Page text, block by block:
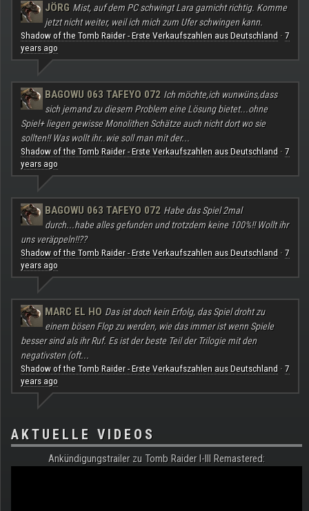
JÖRG Mist, auf dem PC schwingt Lara garnicht richtig. Komme
jetzt nicht weiter, weil ich mich zum Ufer schwingen kann.
Shadow of the Tomb Raider - Erste Verkaufszahlen aus Deutschland · 7
years ago
BAGOWU 063 TAFEYO 072 Ich möchte,ich wunwüns,dass
sich jemand zu diesem Problem eine Lösung bietet...ohne
Spiel+ liegen gewisse Monolithen Schätze auch nicht dort wo sie
sollten!! Was wollt ihr..wie soll man mit der...
Shadow of the Tomb Raider - Erste Verkaufszahlen aus Deutschland · 7
years ago
BAGOWU 063 TAFEYO 072 Habe das Spiel 2mal
durch...habe alles gefunden und trotzdem keine 100%!! Wollt ihr
uns veräppeln!!??
Shadow of the Tomb Raider - Erste Verkaufszahlen aus Deutschland · 7
years ago
MARC EL HO Das ist doch kein Erfolg, das Spiel droht zu
einem bösen Flop zu werden, wie das immer ist wenn Spiele
besser sind als ihr Ruf. Es ist der beste Teil der Trilogie mit den
negativsten (oft...
Shadow of the Tomb Raider - Erste Verkaufszahlen aus Deutschland · 7
years ago
AKTUELLE VIDEOS
Ankündigungstrailer zu Tomb Raider I-III Remastered: